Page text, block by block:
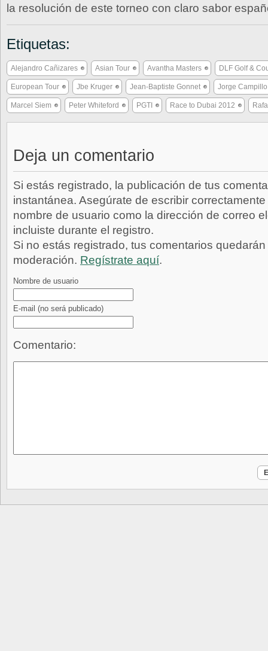
la resolución de este torneo con claro sabor
Etiquetas:
Alejandro Cañizares Asian Tour Avantha Masters DLF Golf &
European Tour Jbe Kruger Jean-Baptiste Gonnet Jorge Campillo
Marcel Siem Peter Whiteford PGTI Race to Dubai 2012
Deja un comentario
Si estás registrado, la publicación de tus
instantánea. Asegúrate de escribir
nombre de usuario como la dirección de correo
incluiste durante el registro.
Si no estás registrado, tus comentarios
moderación. Regístrate aquí.
Nombre de usuario
E-mail (no será publicado)
Comentario: